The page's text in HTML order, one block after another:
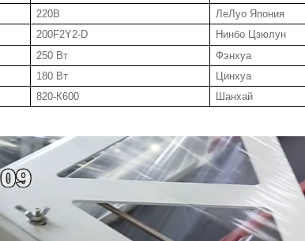
220В
ЛеЛуо Япония
200F2Y2-D
Нинбо Цзюлун
250 Вт
Фэнхуа
180 Вт
Цинхуа
820-К600 Шанхай